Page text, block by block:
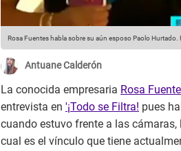
Rosa Fuentes habla sobre su aún esposo Paolo Hurtado.
Antuane Calderón
La conocida empresaria Rosa
entrevista en '¡Todo se Filtra! pues
cuando estuvo frente a las
cual es el vínculo que tiene